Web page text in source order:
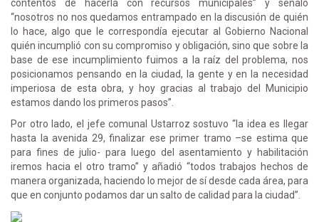
contentos de hacerla con recursos municipales” y señaló
“nosotros no nos quedamos entrampado en la discusión de quién
lo hace, algo que le correspondía ejecutar al Gobierno Nacional
quién incumplió con su compromiso y obligación, sino que sobre la
base de ese incumplimiento fuimos a la raíz del problema, nos
posicionamos pensando en la ciudad, la gente y en la necesidad
imperiosa de esta obra, y hoy gracias al trabajo del Municipio
estamos dando los primeros pasos”.
Por otro lado, el jefe comunal Ustarroz sostuvo “la idea es llegar
hasta la avenida 29, finalizar ese primer tramo –se estima que
para fines de julio- para luego del asentamiento y habilitación
iremos hacia el otro tramo” y añadió “todos trabajos hechos de
manera organizada, haciendo lo mejor de sí desde cada área, para
que en conjunto podamos dar un salto de calidad para la ciudad”.